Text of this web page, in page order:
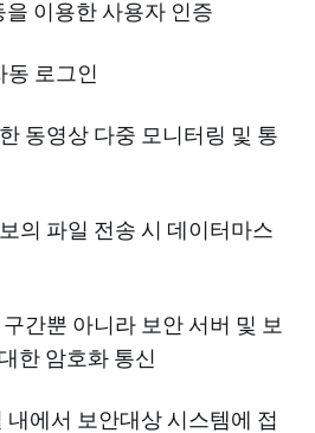
을 이용한 사용자 인증
동 로그인
동영상 다중 모니터링 및 통
의 파일 전송 시 데이터마스
간뿐 아니라 보안 서버 및 보
한 암호화 통신
내에서 보안대상 시스템에 접